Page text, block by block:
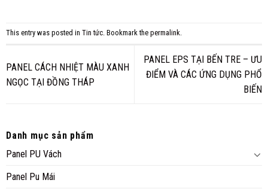
This entry was posted in Tin tức. Bookmark the permalink.
PANEL CÁCH NHIỆT MÀU XANH
NGỌC TẠI ĐỒNG THÁP
PANEL EPS TẠI BẾN TRE – ƯU
ĐIỂM VÀ CÁC ỨNG DỤNG PHỔ
BIẾN
Danh mục sản phẩm
Panel PU Vách
Panel Pu Mái